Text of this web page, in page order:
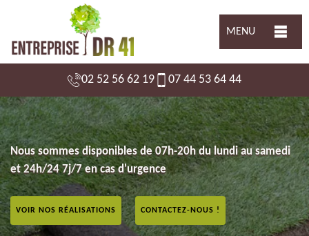
MENU
02 52 56 62 19 07 44 53 64 44
Nous sommes disponibles de 07h-20h du lundi au samedi
et 24h/24 7j/7 en cas d'urgence
VOIR NOS RÉALISATIONS CONTACTEZ-NOUS !